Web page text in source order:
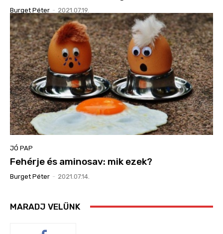
Burget Péter - 2021.07.19.
JÓ PAP
Fehérje és aminosav: mik ezek?
Burget Péter - 2021.07.14.
MARADJ VELÜNK